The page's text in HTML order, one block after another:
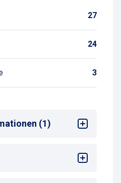
27
24
3
(1)
Woche